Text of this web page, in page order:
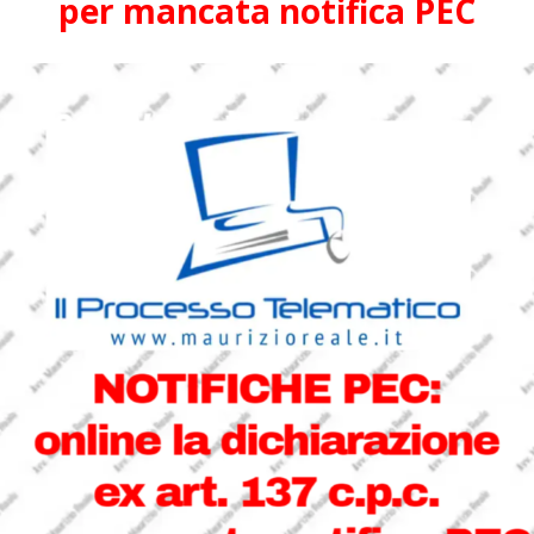
per mancata notifica PEC